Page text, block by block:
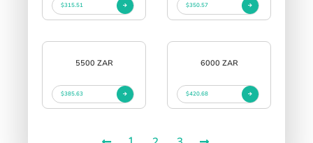
$315.51 $350.57
5500 ZAR
$385.63
6000 ZAR
$420.68